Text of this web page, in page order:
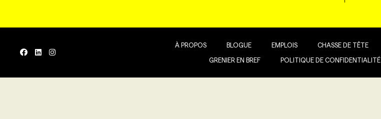
À PROPOS BLOGUE EMPLOIS CHASSE DE TÊTE
GRENIER EN BREF POLITIQUE DE CONFIDENTIALITÉ